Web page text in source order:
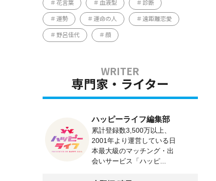
花言葉 血液型 診断
運勢 運命の人 遠距離恋愛
野呂佳代 顔
専門家・ライター
ハッピーライフ編集部
累計登録数3,500万以上、
2001年より運営している日
本最大級のマッチング・出
会いサービス「ハッピ...